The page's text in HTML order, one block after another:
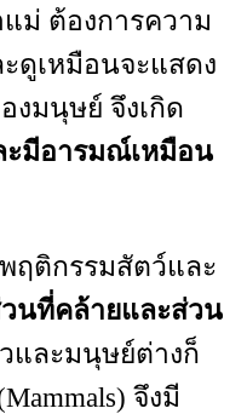
ม่ ต้องการความ
ดูเหมือนจะแสดง
งมนุษย์ จึงเกิด
มีอารมณ์เหมือน
ฤติกรรมสัตว์และ
นที่คล้ายและส่วน
และมนุษย์ต่างก็
จึงมี